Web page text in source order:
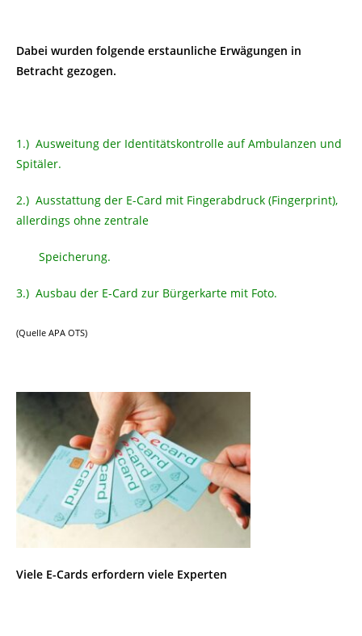
Dabei wurden folgende erstaunliche Erwägungen in
Betracht gezogen.
1.) Ausweitung der Identitätskontrolle auf Ambulanzen und
Spitäler.
2.) Ausstattung der E-Card mit Fingerabdruck (Fingerprint),
allerdings ohne zentrale
Speicherung.
3.) Ausbau der E-Card zur Bürgerkarte mit Foto.
(Quelle APA OTS)
Viele E-Cards erfordern viele Experten